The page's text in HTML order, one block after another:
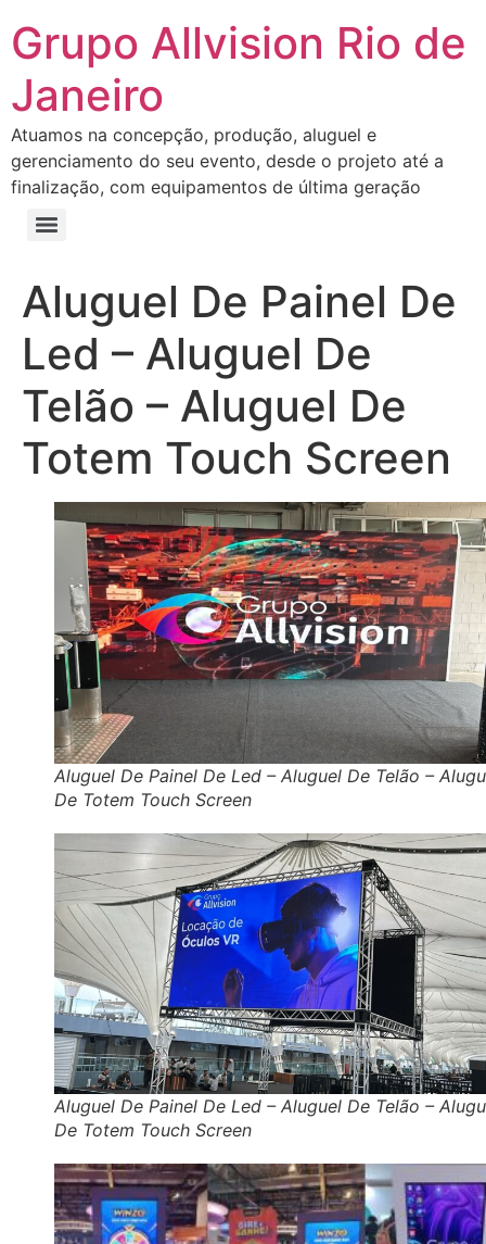
Grupo Allvision Rio de
Janeiro
Atuamos na concepção, produção, aluguel e
gerenciamento do seu evento, desde o projeto até a
finalização, com equipamentos de última geração
Aluguel De Painel De
Led – Aluguel De
Telão – Aluguel De
Totem Touch Screen
Aluguel De Painel De Led – Aluguel De Telão –
De Totem Touch Screen
Aluguel De Painel De Led – Aluguel De Telão –
De Totem Touch Screen